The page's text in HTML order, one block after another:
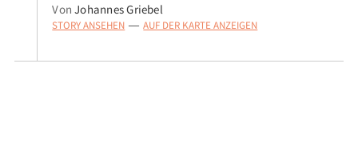
VonJohannes Griebel
STORY ANSEHEN — AUF DER KARTE ANZEIGEN